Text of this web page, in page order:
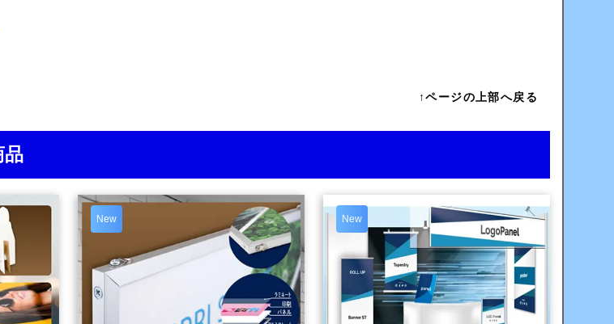
↑ページの上部へ戻る
品
New New